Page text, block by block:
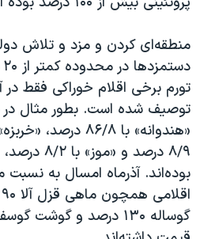
منطقه‌ای کردن و مزد و تلاش
تورم برخی اقلام خوراکی فقط در
توصیف شده است. بطور مثال در
۸/۹ درصد و
بوده‌اند. آذرماه امسال به